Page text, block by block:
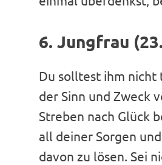
6. Jungfrau
Du solltest ihm nicht
der Sinn und Zweck
Streben nach Glück
all deiner Sorgen
davon zu lösen. Sei